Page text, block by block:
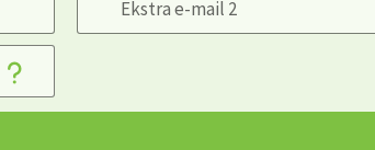
Ekstra e-mail 2